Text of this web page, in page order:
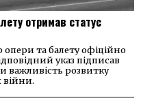
отримав статус
та балету офіційно
указ підписав
важливість розвитку
війни.